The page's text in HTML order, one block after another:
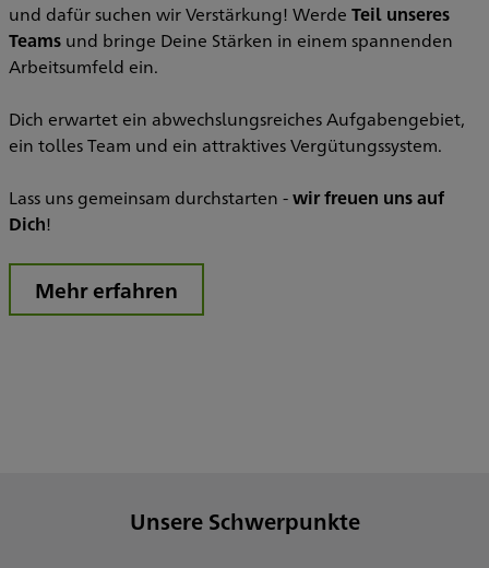
und dafür suchen wir Verstärkung! Werde Teil unseres
Teams und bringe Deine Stärken in einem spannenden
Arbeitsumfeld ein.
Dich erwartet ein abwechslungsreiches Aufgabengebiet,
ein tolles Team und ein attraktives Vergütungssystem.
Lass uns gemeinsam durchstarten -wir freuen uns auf
Dich!
Mehr erfahren
Unsere Schwerpunkte